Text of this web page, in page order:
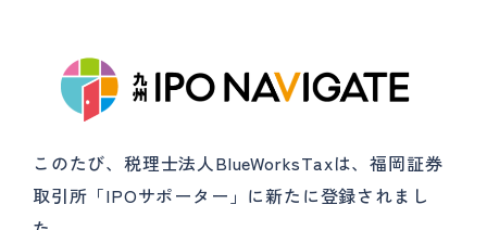
このたび、税理士法人BlueWorksTaxは、福岡証券
取引所「IPOサポーター」に新たに登録されまし